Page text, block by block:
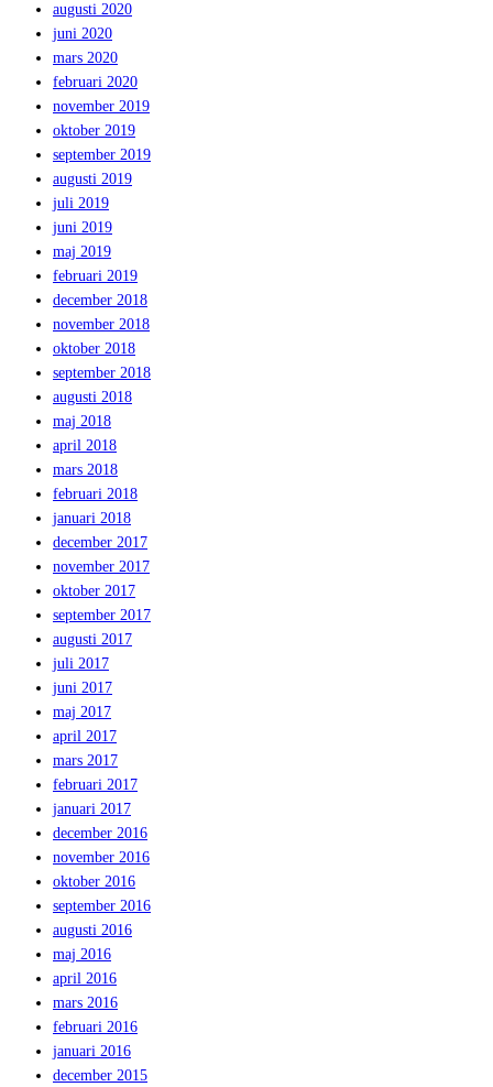
augusti 2020
juni 2020
mars 2020
februari 2020
november 2019
oktober 2019
september 2019
augusti 2019
juli 2019
juni 2019
maj 2019
februari 2019
december 2018
november 2018
oktober 2018
september 2018
augusti 2018
maj 2018
april 2018
mars 2018
februari 2018
januari 2018
december 2017
november 2017
oktober 2017
september 2017
augusti 2017
juli 2017
juni 2017
maj 2017
april 2017
mars 2017
februari 2017
januari 2017
december 2016
november 2016
oktober 2016
september 2016
augusti 2016
maj 2016
april 2016
mars 2016
februari 2016
januari 2016
december 2015